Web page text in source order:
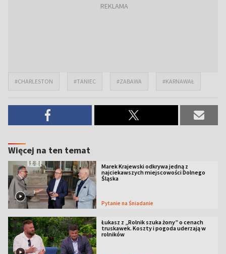
#CHARLESTON #TANIEC #ZABAWA #KARNAWAŁ
Więcej na ten temat
Marek Krajewski odkrywa jedną z
najciekawszych miejscowości Dolnego
Śląska
Pytanie na Śniadanie
Łukasz z „Rolnik szuka żony” o cenach
truskawek. Koszty i pogoda uderzają w
rolników